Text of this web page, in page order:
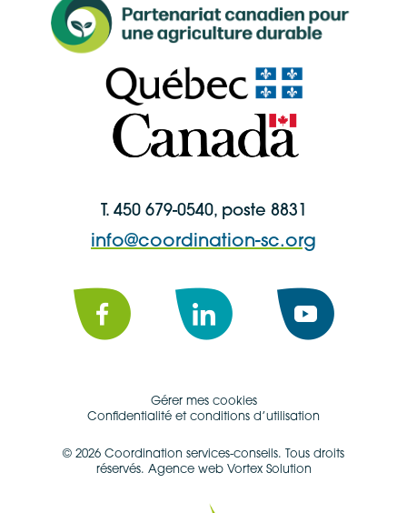
T. 450 679-0540, poste 8831
info@coordination-sc.org
Facebook LinkedIn YouTube
© 2026 Coordination services-conseils.
Tous droits
réservés. Agence web Vortex Solution
Confidentialité et conditions d’utilisation
Gérer mes cookies